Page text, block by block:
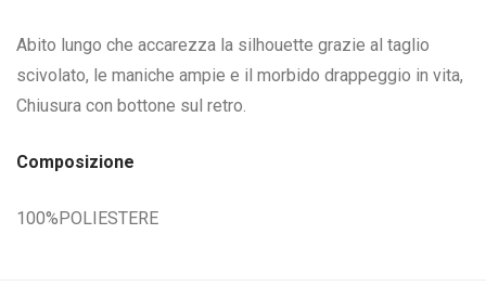
Abito lungo che accarezza la silhouette grazie al taglio
scivolato, le maniche ampie e il morbido drappeggio in vita,
Chiusura con bottone sul retro.
Composizione
100%POLIESTERE